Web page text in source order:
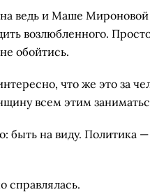
ведь и Маше Мироновой
возлюбленно­го.
обойтись.
что же это за
всем этим
быть на виду. Политика
справлялась.